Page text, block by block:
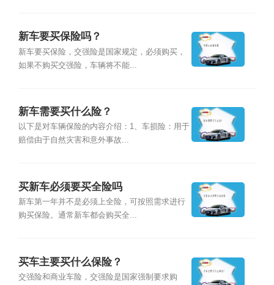
新车要买保险吗？
新车要买保险，交强险是国家规定，必须购买，
如果不购买交强险，车辆将不能...
新车需要买什么险？
以下是对车辆保险的内容介绍：1、车损险：用于
赔偿由于自然灾害和意外事故...
买新车必须要买全险吗
新车第一年并不是必须上全险，可按照需求进行
购买保险。通常新车都会购买全...
买车主要买什么保险？
交强险和商业车险，交强险是国家强制要求购